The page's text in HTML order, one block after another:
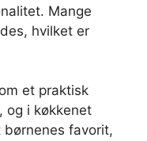
Mange
hvilket er
et praktisk
og i køkkenet
favorit,